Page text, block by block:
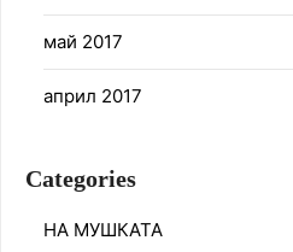
май 2017
април 2017
Categories
НА МУШКАТА